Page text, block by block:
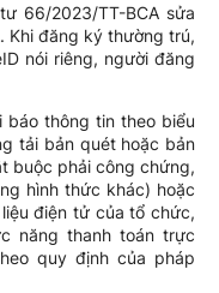
66/2023/TT-BCA sửa
Khi đăng ký thường trú,
nói riêng, người đăng
thông tin theo biểu
tải bản quét hoặc bản
buộc phải công chứng,
hình thức khác) hoặc
điện tử của tổ chức,
năng thanh toán trực
quy định của pháp